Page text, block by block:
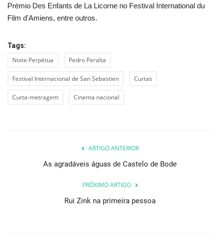
Prémio Des Enfants de La Licorne no Festival International du
Film d'Amiens, entre outros.
Tags:
Noite Perpétua Pedro Peralta
Festival Internacional de San Sebastien Curtas
Curta-metragem Cinema nacional
ARTIGO ANTERIOR
As agradáveis águas de Castelo de Bode
PRÓXIMO ARTIGO
Rui Zink na primeira pessoa